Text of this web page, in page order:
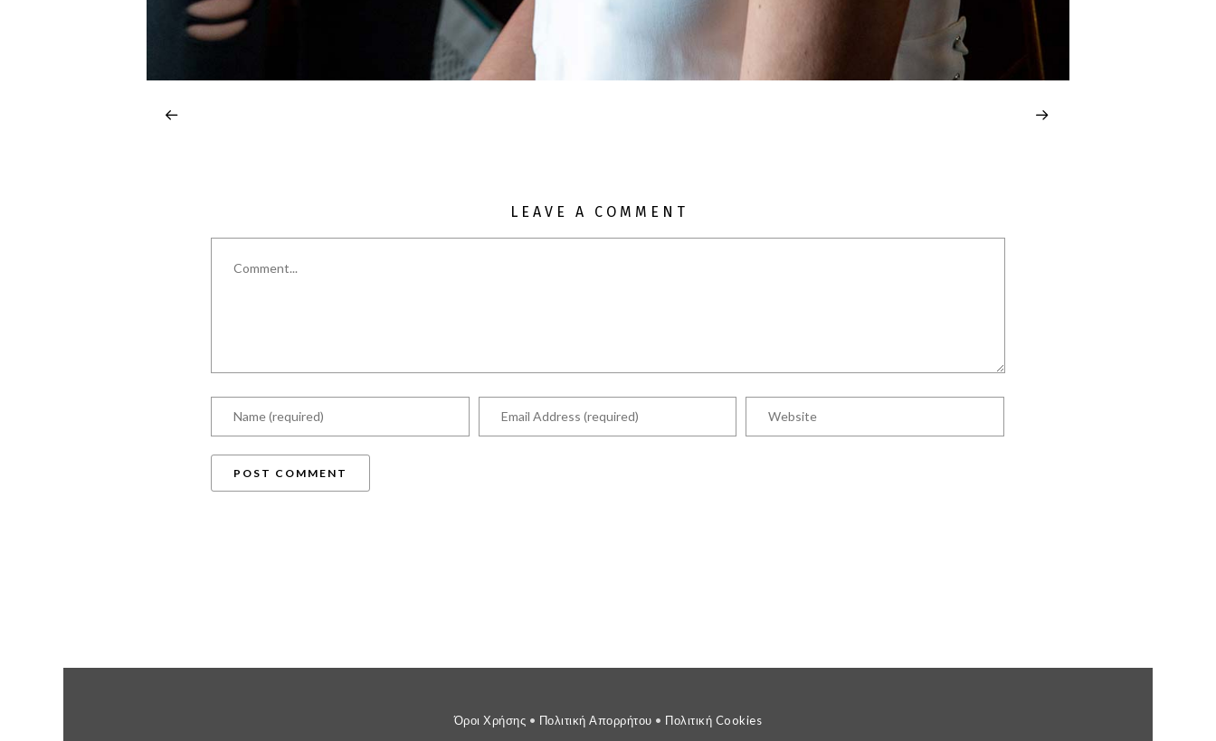
LEAVE A COMMENT
Όροι Χρήσης • Πολιτική Απορρήτου • Πολιτική Cookies